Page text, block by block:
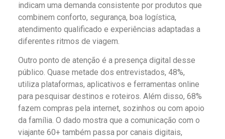
indicam uma demanda consistente por produtos que
combinem conforto, segurança, boa logística,
atendimento qualificado e experiências adaptadas a
diferentes ritmos de viagem.
Outro ponto de atenção é a presença digital desse
público. Quase metade dos entrevistados, 48%,
utiliza plataformas, aplicativos e ferramentas online
para pesquisar destinos e roteiros. Além disso, 68%
fazem compras pela internet, sozinhos ou com apoio
da família. O dado mostra que a comunicação com o
viajante 60+ também passa por canais digitais,